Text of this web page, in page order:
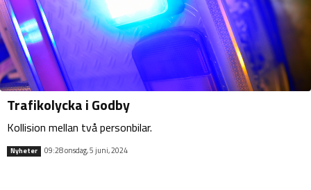
Trafikolycka i Godby
Kollision mellan två personbilar.
Nyheter 09:28 onsdag, 5 juni, 2024